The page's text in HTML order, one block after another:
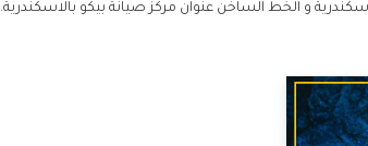
و الخط الساخن عنوان مركز صيانة بيكو بالاسكندرية.